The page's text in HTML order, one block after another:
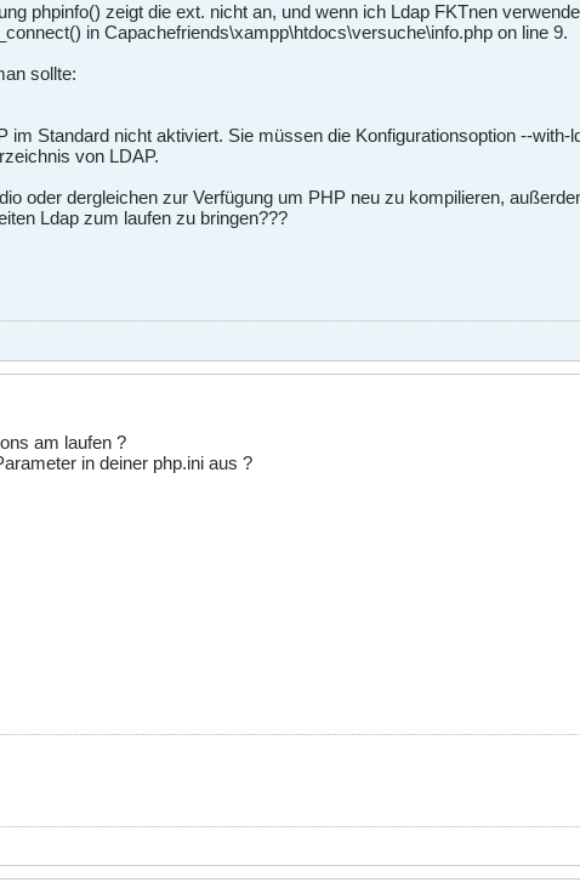
phpinfo() zeigt die ext. nicht an, und wenn ich Ldap FKTnen
in Capachefriends\xampp\htdocs\versuche\info.php on line 9.
sollte:
im Standard nicht aktiviert. Sie müssen die Konfigurationsoption --
von LDAP.
oder dergleichen zur Verfügung um PHP neu zu kompilieren,
Ldap zum laufen zu bringen???
am laufen ?
in deiner php.ini aus ?